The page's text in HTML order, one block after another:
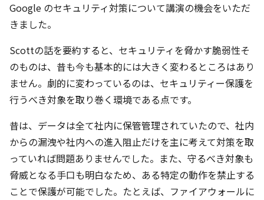
Google のセキュリティ対策について講演の機会をいただ
きました。
Scottの話を要約すると、セキュリティを脅かす脆弱性そ
のものは、昔も今も基本的には大きく変わるところはあり
ません。劇的に変わっているのは、セキュリティー保護を
行うべき対象を取り巻く環境である点です。
昔は、データは全て社内に保管管理されていたので、社内
からの漏洩や社内への進入阻止だけを主に考えて対策を取
っていれば問題ありませんでした。また、守るべき対象も
脅威となる手口も明白なため、ある特定の動作を禁止する
ことで保護が可能でした。たとえば、ファイアウォールに